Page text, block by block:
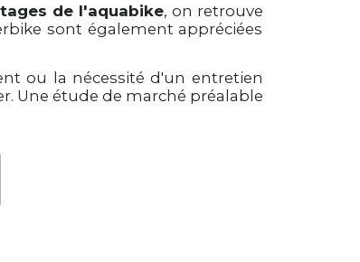
de l'aquabike, on retrouve
sont également appréciées
ou la nécessité d'un entretien
Une étude de marché préalable